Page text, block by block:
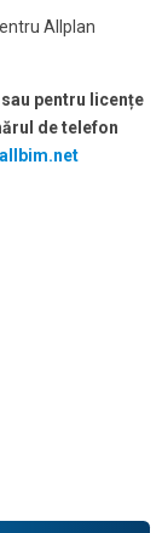
Allplan
pentru licențe
de telefon